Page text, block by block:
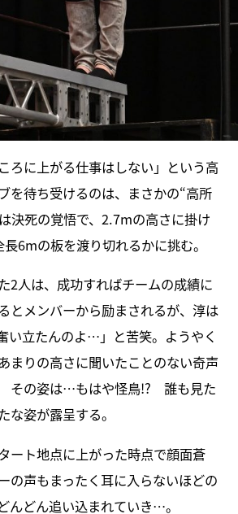
ろに上がる仕事はしない」という高
を待ち受けるのは、まさかの“高所
決死の覚悟で、2.7mの高さに掛け
6mの板を渡り切れるかに挑む。
2人は、成功すればチームの成績に
とメンバーから励まされるが、淳は
い立たんのよ…」と苦笑。ようやく
まりの高さに聞いたことのない奇声
その姿は…もはや怪鳥!? 誰も見た
な姿が露呈する。
ート地点に上がった時点で顔面蒼
の声もまったく耳に入らないほどの
んどん追い込まれていき…。